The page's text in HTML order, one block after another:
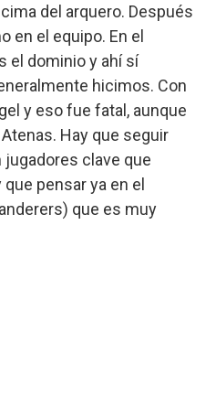
del arquero. Después
en el equipo. En el
el dominio y ahí sí
hicimos. Con
y eso fue fatal, aunque
Hay que seguir
clave que
pensar ya en el
que es muy